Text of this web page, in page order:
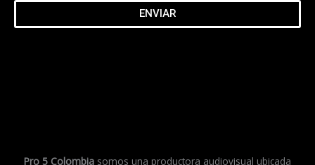
ENVIAR
Pro 5 Colombia somos una productora audiovisual ubicada